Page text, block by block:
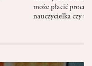
może płacić
nauczycielka czy